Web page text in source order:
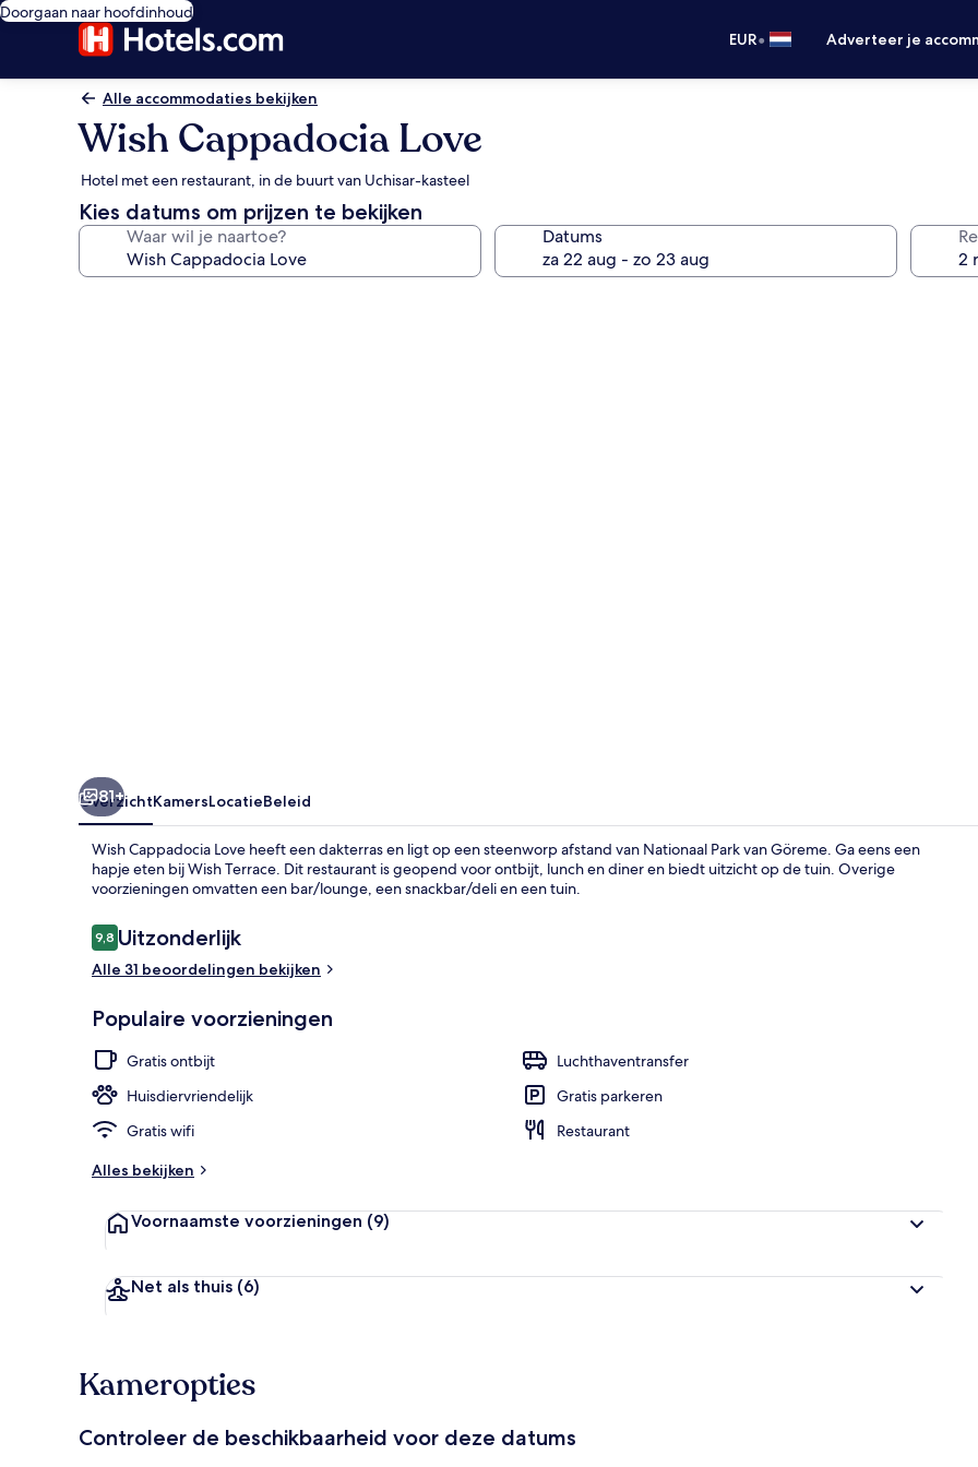
Doorgaan naar hoofdinhoud
EUR• Adverteer je
Alle accommodaties bekijken
Wish Cappadocia Love
Hotel met een restaurant, in de buurt van Uchisar-kasteel
Kies datums om prijzen te bekijken
Waar wil je naartoe? Datums
81+
OverzichtKamersLocatieBeleid
Wish Cappadocia Love heeft een dakterras en ligt op een steenworp afstand van Nationaal Park van Göreme. Ga eens een
hapje eten bij Wish Terrace. Dit restaurant is geopend voor ontbijt, lunch en diner en biedt uitzicht op de tuin. Overige
voorzieningen omvatten een bar/lounge, een snackbar/deli en een tuin.
Beoordelingen
9,89,8 op 10 –
Uitzonderlijk
Alle 31 beoordelingen bekijken
Populaire voorzieningen
Gratis ontbijt
Luchthaventransfer
Huisdiervriendelijk
Gratis parkeren
Gratis wifi
Restaurant
Alles bekijken
Voornaamste voorzieningen (9)
Net als thuis (6)
Kameropties
Controleer de beschikbaarheid voor deze datums